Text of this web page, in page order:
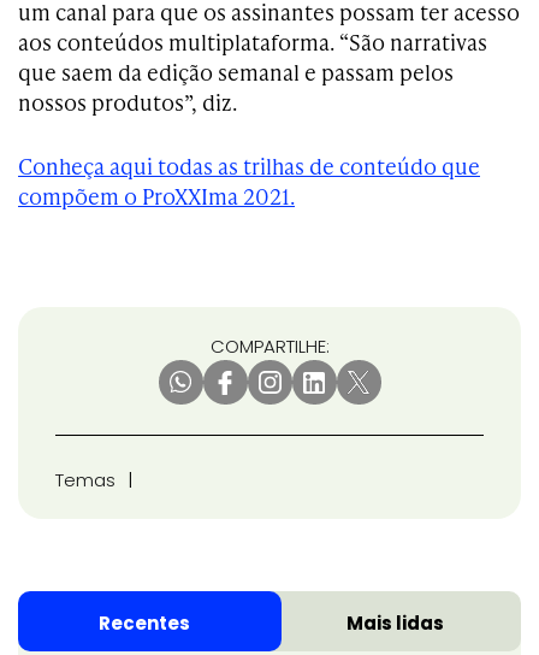
um canal para que os assinantes possam ter acesso
aos conteúdos multiplataforma. “São narrativas
que saem da edição semanal e passam pelos
nossos produtos”, diz.
Conheça aqui todas as trilhas de conteúdo que
compõem o ProXXIma 2021.
COMPARTILHE:
Temas
Recentes Mais lidas